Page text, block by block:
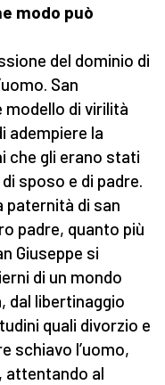
modo può
del dominio di
San
modello di virilità
adempiere la
che gli erano stati
sposo e di padre.
paternità di san
padre, quanto più
Giuseppe si
di un mondo
dal libertinaggio
quali divorzio e
schiavo l’uomo,
attentando al